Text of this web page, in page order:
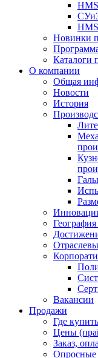
Новинки
Каталоги
О компании
Общая
Новости
История
География
Вакансии
Продажи
Где
Цены
Заказ,
Опросные